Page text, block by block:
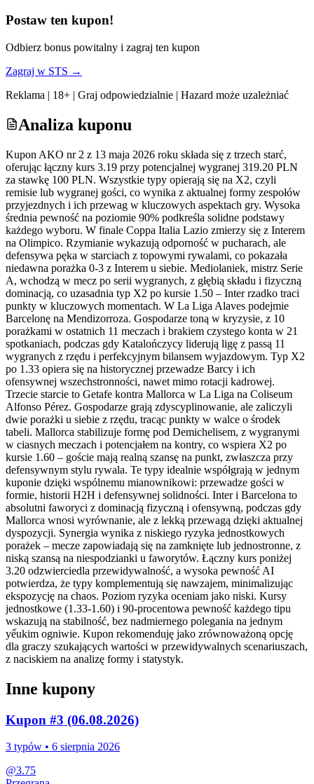
Postaw ten kupon!
Odbierz bonus powitalny i zagraj ten kupon
Zagraj w STS →
Reklama | 18+ | Graj odpowiedzialnie | Hazard może uzależniać
Analiza kuponu
Kupon AKO nr 2 z 13 maja 2026 roku składa się z trzech starć,
oferując łączny kurs 3.19 przy potencjalnej wygranej 319.20 PLN
za stawkę 100 PLN. Wszystkie typy opierają się na X2, czyli
remisie lub wygranej gości, co wynika z aktualnej formy zespołów
przyjezdnych i ich przewag w kluczowych aspektach gry. Wysoka
średnia pewność na poziomie 90% podkreśla solidne podstawy
każdego wyboru. W finale Coppa Italia Lazio zmierzy się z Interem
na Olimpico. Rzymianie wykazują odporność w pucharach, ale
defensywa pęka w starciach z topowymi rywalami, co pokazała
niedawna porażka 0-3 z Interem u siebie. Mediolaniek, mistrz Serie
A, wchodzą w mecz po serii wygranych, z głębią składu i fizyczną
dominacją, co uzasadnia typ X2 po kursie 1.50 – Inter rzadko traci
punkty w kluczowych momentach. W La Liga Alaves podejmie
Barcelonę na Mendizorroza. Gospodarze toną w kryzysie, z 10
porażkami w ostatnich 11 meczach i brakiem czystego konta w 21
spotkaniach, podczas gdy Katalończycy liderują ligę z passą 11
wygranych z rzędu i perfekcyjnym bilansem wyjazdowym. Typ X2
po 1.33 opiera się na historycznej przewadze Barcy i ich
ofensywnej wszechstronności, nawet mimo rotacji kadrowej.
Trzecie starcie to Getafe kontra Mallorca w La Liga na Coliseum
Alfonso Pérez. Gospodarze grają zdyscyplinowanie, ale zaliczyli
dwie porażki u siebie z rzędu, tracąc punkty w walce o środek
tabeli. Mallorca stabilizuje formę pod Demichelisem, z wygranymi
w ciasnych meczach i potencjałem na kontry, co wspiera X2 po
kursie 1.60 – goście mają realną szansę na punkt, zwłaszcza przy
defensywnym stylu rywala. Te typy idealnie współgrają w jednym
kuponie dzięki wspólnemu mianownikowi: przewadze gości w
formie, historii H2H i defensywnej solidności. Inter i Barcelona to
absolutni faworyci z dominacją fizyczną i ofensywną, podczas gdy
Mallorca wnosi wyrównanie, ale z lekką przewagą dzięki aktualnej
dyspozycji. Synergia wynika z niskiego ryzyka jednostkowych
porażek – mecze zapowiadają się na zamknięte lub jednostronne, z
niską szansą na niespodzianki u faworytów. Łączny kurs poniżej
3.20 odzwierciedla przewidywalność, a wysoka pewność AI
potwierdza, że typy komplementują się nawzajem, minimalizując
ekspozycję na chaos. Poziom ryzyka oceniam jako niski. Kursy
jednostkowe (1.33-1.60) i 90-procentowa pewność każdego tipu
wskazują na stabilność, bez nadmiernego polegania na jednym
yếukim ogniwie. Kupon rekomenduję jako zrównoważoną opcję
dla graczy szukających wartości w przewidywalnych scenariuszach,
z naciskiem na analizę formy i statystyk.
Inne kupony
Kupon #3 (06.08.2026)
3 typów • 6 sierpnia 2026
@3.75